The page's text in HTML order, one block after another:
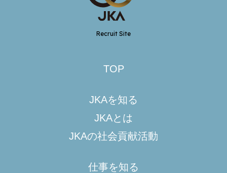
Recruit Site
TOP
JKAを知る
JKAとは
JKAの社会貢献活動
仕事を知る